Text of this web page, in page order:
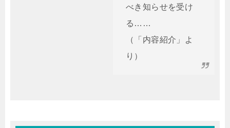
べき知らせを受け
る……
（「内容紹介」よ
り）